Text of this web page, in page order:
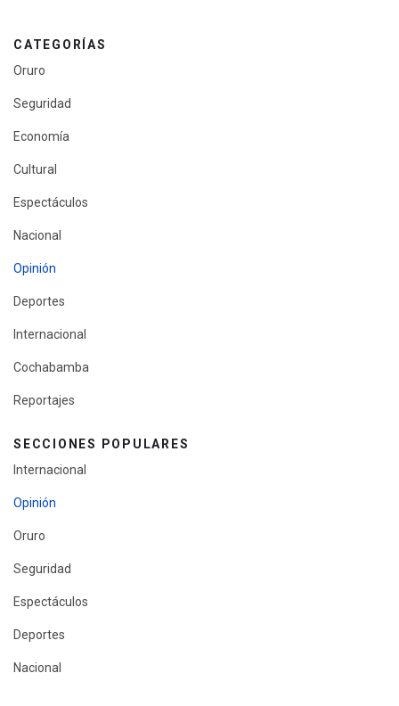
CATEGORÍAS
Oruro
Seguridad
Economía
Cultural
Espectáculos
Nacional
Opinión
Deportes
Internacional
Cochabamba
Reportajes
SECCIONES POPULARES
Internacional
Opinión
Oruro
Seguridad
Espectáculos
Deportes
Nacional